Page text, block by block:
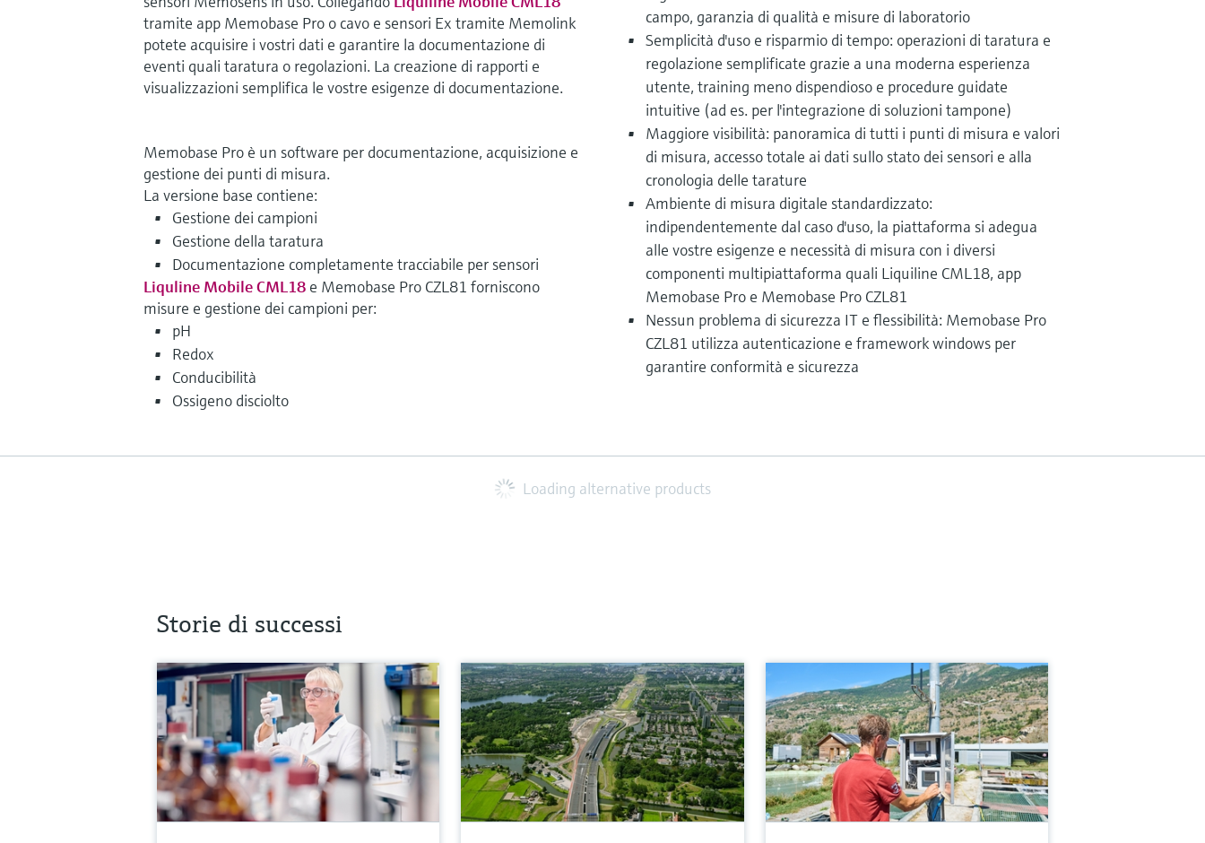
tramite app Memobase Pro o cavo e sensori Ex tramite Memolink
potete acquisire i vostri dati e garantire la documentazione di
eventi quali taratura o regolazioni. La creazione di rapporti e
visualizzazioni semplifica le vostre esigenze di documentazione.
Memobase Pro è un software per documentazione, acquisizione e
gestione dei punti di misura.
La versione base contiene:
Gestione dei campioni
Gestione della taratura
Documentazione completamente tracciabile per sensori
Liquline Mobile CML18 e Memobase Pro CZL81 forniscono
misure e gestione dei campioni per:
pH
Redox
Conducibilità
Ossigeno disciolto
campo, garanzia di qualità e misure di laboratorio
Semplicità d'uso e risparmio di tempo: operazioni di taratura e
regolazione semplificate grazie a una moderna esperienza
utente, training meno dispendioso e procedure guidate
intuitive (ad es. per l'integrazione di soluzioni tampone)
Maggiore visibilità: panoramica di tutti i punti di misura e valori
di misura, accesso totale ai dati sullo stato dei sensori e alla
cronologia delle tarature
Ambiente di misura digitale standardizzato:
indipendentemente dal caso d'uso, la piattaforma si adegua
alle vostre esigenze e necessità di misura con i diversi
componenti multipiattaforma quali Liquiline CML18, app
Memobase Pro e Memobase Pro CZL81
Nessun problema di sicurezza IT e flessibilità: Memobase Pro
CZL81 utilizza autenticazione e framework windows per
garantire conformità e sicurezza​
Loading alternative products
Storie di successi